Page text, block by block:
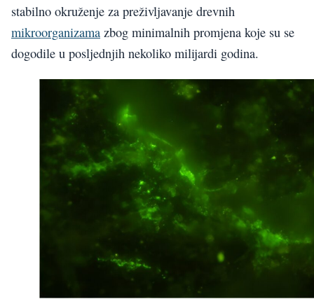
stabilno okruženje za preživljavanje drevnih
mikroorganizama zbog minimalnih promjena koje su se
dogodile u posljednjih nekoliko milijardi godina.